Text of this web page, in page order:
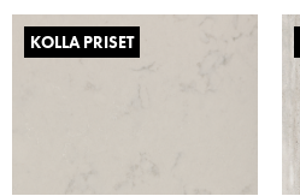
KOLLA PRISET